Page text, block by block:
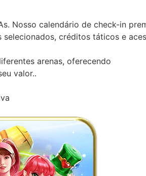
Nosso calendário de check-in
créditos táticos e
arenas, oferecendo
valor..